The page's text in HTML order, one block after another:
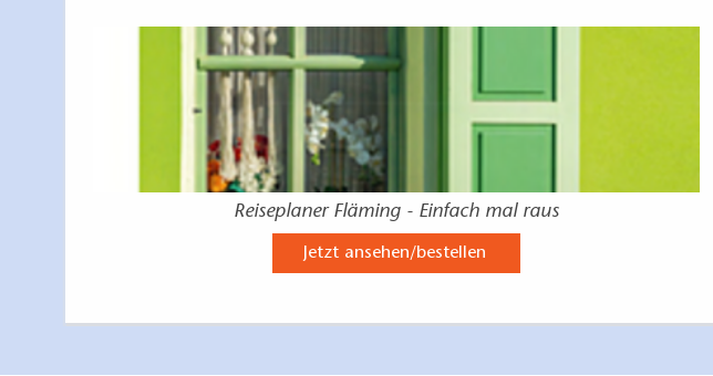
Reiseplaner Fläming - Einfach mal raus
Jetzt ansehen/bestellen